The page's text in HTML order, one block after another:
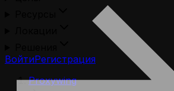
ВойтиРегистрация
Proxywing